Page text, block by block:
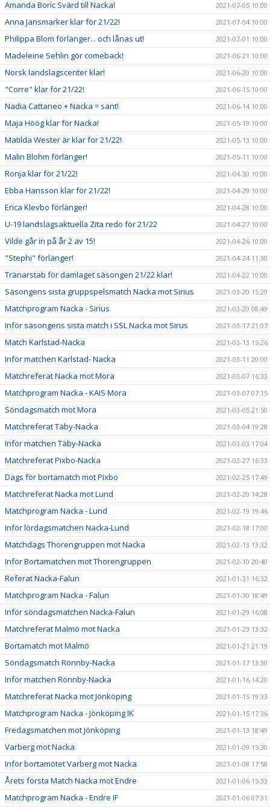
Amanda Boric Svärd till Nacka! 2021-07-05 10:00
Anna Jansmarker klar för 21/22! 2021-07-04 10:00
Philippa Blom förlänger... och lånas ut! 2021-07-01 10:00
Madeleine Sehlin gör comeback! 2021-06-21 10:00
Norsk landslagscenter klar! 2021-06-20 10:00
"Corre" klar för 21/22! 2021-06-15 10:00
Nadia Cattaneo + Nacka = sant! 2021-06-14 10:00
Maja Höög klar för Nacka! 2021-05-19 10:00
Matilda Wester är klar för 21/22! 2021-05-13 10:00
Malin Blohm förlänger! 2021-05-11 10:00
Ronja klar för 21/22! 2021-04-30 10:00
Ebba Hansson klar för 21/22! 2021-04-29 10:00
Erica Klevbo förlänger! 2021-04-28 10:00
U-19 landslagsaktuella Zita redo för 21/22 2021-04-27 10:00
Vilde går in på år 2 av 15! 2021-04-26 10:00
"Stephi" förlänger! 2021-04-24 11:30
Tränarstab för damlaget säsongen 21/22 klar! 2021-04-22 10:00
Säsongens sista gruppspelsmatch Nacka mot Sirius 2021-03-20 15:29
Matchprogram Nacka - Sirius 2021-03-20 08:49
Inför säsongens sista match i SSL Nacka mot Sirus 2021-03-17 21:07
Match Karlstad-Nacka 2021-03-13 15:26
Inför matchen Karlstad- Nacka 2021-03-11 20:00
Matchreferat Nacka mot Mora 2021-03-07 16:33
Matchprogram Nacka - KAIS Mora 2021-03-07 07:15
Söndagsmatch mot Mora 2021-03-05 21:50
Matchreferat Täby-Nacka 2021-03-04 19:28
Inför matchen Täby-Nacka 2021-03-03 17:04
Matchreferat Pixbo-Nacka 2021-02-27 16:33
Dags för bortamatch mot Pixbo 2021-02-25 17:49
Matchreferat Nacka mot Lund 2021-02-20 14:28
Matchprogram Nacka - Lund 2021-02-19 19:46
Inför lördagsmatchen Nacka-Lund 2021-02-18 17:00
Matchdags Thorengruppen mot Nacka 2021-02-13 13:32
Inför Bortamatchen mot Thorengruppen 2021-02-10 20:40
Referat Nacka-Falun 2021-01-31 16:32
Matchprogram Nacka - Falun 2021-01-30 18:49
Inför söndagsmatchen Nacka-Falun 2021-01-29 16:08
Matchreferat Malmö mot Nacka 2021-01-23 13:32
Bortamatch mot Malmö 2021-01-21 21:19
Söndagsmatch Rönnby-Nacka 2021-01-17 13:30
Inför matchen Rönnby-Nacka 2021-01-16 14:20
Matchreferat Nacka mot Jönköping 2021-01-15 19:33
Matchprogram Nacka - Jönköping IK 2021-01-15 17:36
Fredagsmatchen mot Jönköping 2021-01-13 18:49
Varberg mot Nacka 2021-01-09 15:30
Inför bortamötet Varberg mot Nacka 2021-01-08 17:58
Årets första Match Nacka mot Endre 2021-01-06 15:33
Matchprogram Nacka - Endre IF 2021-01-06 07:31